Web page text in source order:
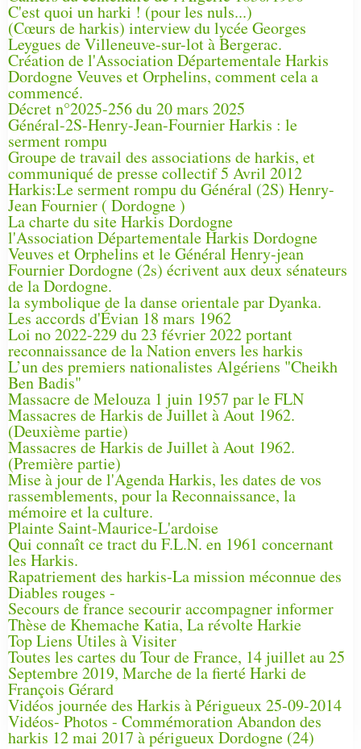
C'est quoi un harki ! (pour les nuls...)
(Cœurs de harkis) interview du lycée Georges
Leygues de Villeneuve-sur-lot à Bergerac.
Création de l'Association Départementale Harkis
Dordogne Veuves et Orphelins, comment cela a
commencé.
Décret n°2025-256 du 20 mars 2025
Général-2S-Henry-Jean-Fournier Harkis : le
serment rompu
Groupe de travail des associations de harkis, et
communiqué de presse collectif 5 Avril 2012
Harkis:Le serment rompu du Général (2S) Henry-
Jean Fournier ( Dordogne )
La charte du site Harkis Dordogne
l'Association Départementale Harkis Dordogne
Veuves et Orphelins et le Général Henry-jean
Fournier Dordogne (2s) écrivent aux deux sénateurs
de la Dordogne.
la symbolique de la danse orientale par Dyanka.
Les accords d'Évian 18 mars 1962
Loi no 2022-229 du 23 février 2022 portant
reconnaissance de la Nation envers les harkis
L’un des premiers nationalistes Algériens "Cheikh
Ben Badis"
Massacre de Melouza 1 juin 1957 par le FLN
Massacres de Harkis de Juillet à Aout 1962.
(Deuxième partie)
Massacres de Harkis de Juillet à Aout 1962.
(Première partie)
Mise à jour de l'Agenda Harkis, les dates de vos
rassemblements, pour la Reconnaissance, la
mémoire et la culture.
Plainte Saint-Maurice-L'ardoise
Qui connaît ce tract du F.L.N. en 1961 concernant
les Harkis.
Rapatriement des harkis-La mission méconnue des
Diables rouges -
Secours de france secourir accompagner informer
Thèse de Khemache Katia, La révolte Harkie
Top Liens Utiles à Visiter
Toutes les cartes du Tour de France, 14 juillet au 25
Septembre 2019, Marche de la fierté Harki de
François Gérard
Vidéos journée des Harkis à Périgueux 25-09-2014
Vidéos- Photos - Commémoration Abandon des
harkis 12 mai 2017 à périgueux Dordogne (24)